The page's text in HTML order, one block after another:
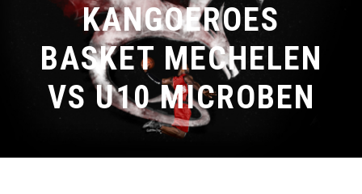
KANGOEROES
BASKET MECHELEN
VS U10 MICROBEN